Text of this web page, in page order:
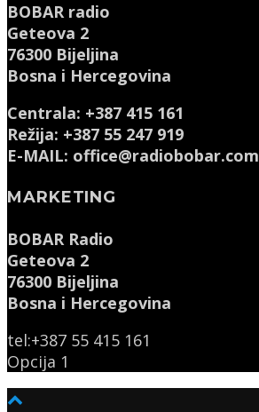
BOBAR radio
Geteova 2
76300 Bijeljina
Bosna i Hercegovina
Centrala: +387 415 161
Režija: +387 55 247 919
E-MAIL: office@radiobobar.com
MARKETING
BOBAR Radio
Geteova 2
76300 Bijeljina
Bosna i Hercegovina
tel:+387 55 415 161
Opcija 1